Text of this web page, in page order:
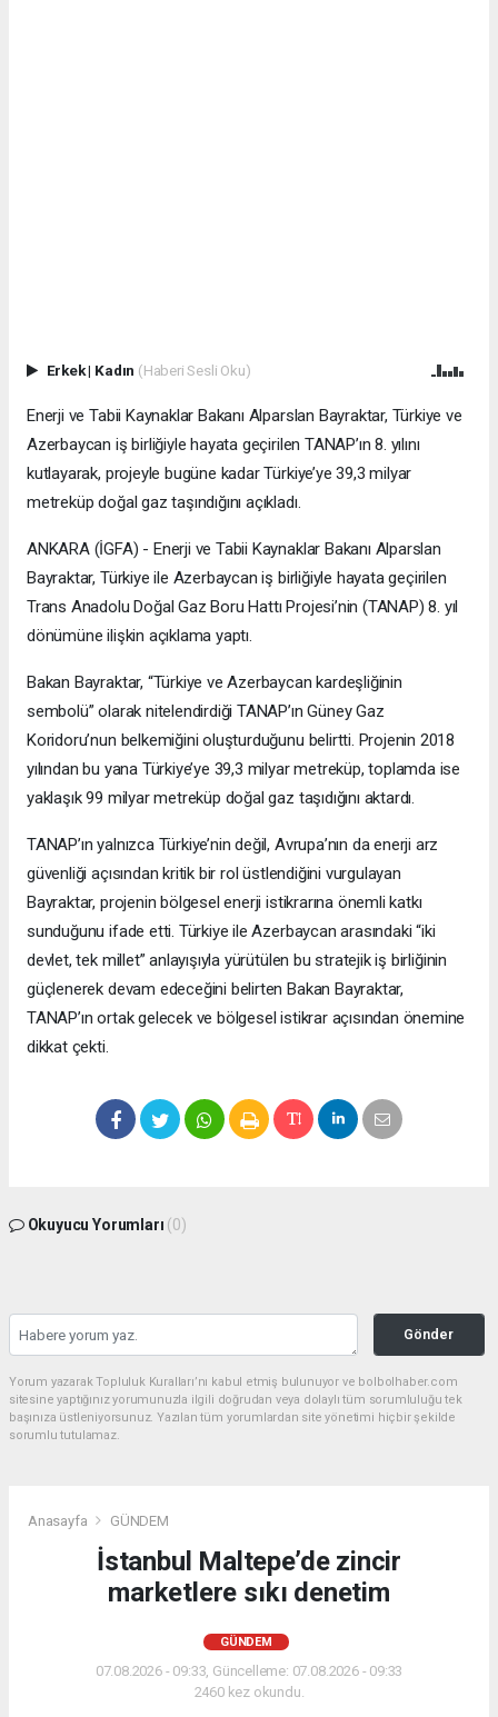
Erkek| Kadın (Haberi Sesli Oku)
Enerji ve Tabii Kaynaklar Bakanı Alparslan Bayraktar, Türkiye ve
Azerbaycan iş birliğiyle hayata geçirilen TANAP’ın 8. yılını
kutlayarak, projeyle bugüne kadar Türkiye’ye 39,3 milyar
metreküp doğal gaz taşındığını açıkladı.
ANKARA (İGFA) - Enerji ve Tabii Kaynaklar Bakanı Alparslan
Bayraktar, Türkiye ile Azerbaycan iş birliğiyle hayata geçirilen
Trans Anadolu Doğal Gaz Boru Hattı Projesi’nin (TANAP) 8. yıl
dönümüne ilişkin açıklama yaptı.
Bakan Bayraktar, “Türkiye ve Azerbaycan kardeşliğinin
sembolü” olarak nitelendirdiği TANAP’ın Güney Gaz
Koridoru’nun belkemiğini oluşturduğunu belirtti. Projenin 2018
yılından bu yana Türkiye’ye 39,3 milyar metreküp, toplamda ise
yaklaşık 99 milyar metreküp doğal gaz taşıdığını aktardı.
TANAP’ın yalnızca Türkiye’nin değil, Avrupa’nın da enerji arz
güvenliği açısından kritik bir rol üstlendiğini vurgulayan
Bayraktar, projenin bölgesel enerji istikrarına önemli katkı
sunduğunu ifade etti. Türkiye ile Azerbaycan arasındaki “iki
devlet, tek millet” anlayışıyla yürütülen bu stratejik iş birliğinin
güçlenerek devam edeceğini belirten Bakan Bayraktar,
TANAP’ın ortak gelecek ve bölgesel istikrar açısından önemine
dikkat çekti.
Okuyucu Yorumları (0)
Gönder
Yorum yazarak Topluluk Kuralları’nı kabul etmiş bulunuyor ve bolbolhaber.com
sitesine yaptığınız yorumunuzla ilgili doğrudan veya dolaylı tüm sorumluluğu tek
başınıza üstleniyorsunuz. Yazılan tüm yorumlardan site yönetimi hiçbir şekilde
sorumlu tutulamaz.
Anasayfa GÜNDEM
İstanbul Maltepe’de zincir
marketlere sıkı denetim
GÜNDEM
07.08.2026 - 09:33, Güncelleme: 07.08.2026 - 09:33
2460 kez okundu.